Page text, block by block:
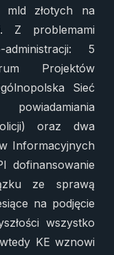
mld złotych na
Z problemami
5
Projektów
Sieć
oraz dwa
Informacyjnych
dofinansowanie
ze sprawą
na podjęcie
wszystko
KE wznowi